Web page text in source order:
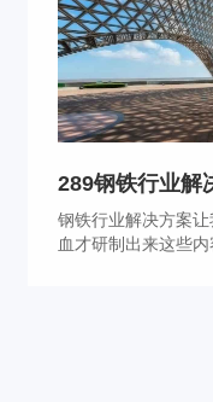
289钢铁行业解
钢铁行业解决方案
血才研制出来这些内